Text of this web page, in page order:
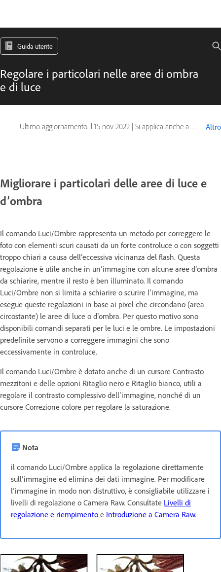
Guida utente
Regolare i particolari nelle aree di ombra
e di luce
Ultimo aggiornamento il 15 nov 2022 | Si applica anche a Adobe Photoshop CS6 Altro
Migliorare i particolari delle aree di luce e
d’ombra
Il comando Luci/Ombre rappresenta un metodo per correggere le
foto con elementi scuri causati da un forte controluce o con soggetti
troppo chiari a causa dell’eccessiva vicinanza del flash. Questa
regolazione è utile anche in un’immagine con alcune aree d’ombra
da schiarire, mentre il resto è ben illuminato. Il comando
Luci/Ombre non si limita a schiarire o scurire l’immagine, ma
esegue queste regolazioni in base ai pixel che circondano (area
circostante) le aree di luce o d’ombra. Per questo motivo sono
disponibili comandi separati per le luci e le ombre. Le impostazioni
predefinite servono a correggere immagini che sono
eccessivamente in controluce.
Il comando Luci/Ombre è dotato anche di un cursore Contrasto
mezzitoni e delle opzioni Ritaglio nero e Ritaglio bianco, utili a
regolare il contrasto complessivo dell’immagine, nonché di un
cursore Correzione colore per regolare la saturazione.
Nota
il comando Luci/Ombre applica la regolazione direttamente
sull’immagine ed elimina dei dati immagine. Per modificare
l’immagine in modo non distruttivo, è consigliabile utilizzare i
livelli di regolazione o Camera Raw. Consultate Livelli di
regolazione e riempimento e Introduzione a Camera Raw.